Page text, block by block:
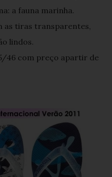
a fauna marinha.
as tiras transparentes,
lindos.
46 com preço apartir de